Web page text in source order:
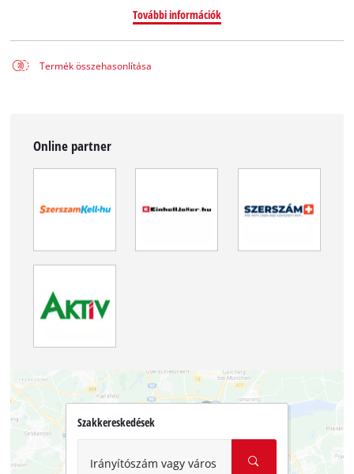
További információk
Termék összehasonlítása
Online partner
Szakkereskedések
Irányítószám vagy város